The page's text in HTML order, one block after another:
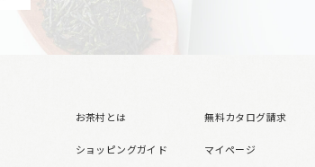
お茶村とは
ショッピングガイド
無料カタログ請求
マイページ